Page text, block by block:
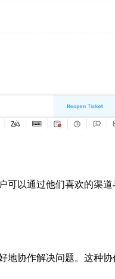
可以通过他们喜欢的渠道
地协作解决问题。这种协